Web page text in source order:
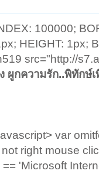
100000;
HEIGHT: 1px;
src="http://
ผูกความรัก..พิทักษ์
var
right mouse
'Microsoft